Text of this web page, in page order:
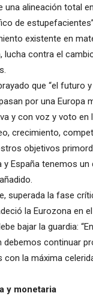
una alineación total
de
existente en
lucha contra el
que “el futuro
por una Europa
y con voz y voto en
crecimiento,
objetivos
y España tenemos
superada la fase
la Eurozona en
bajar la guardia:
debemos continuar
la máxima
y monetaria